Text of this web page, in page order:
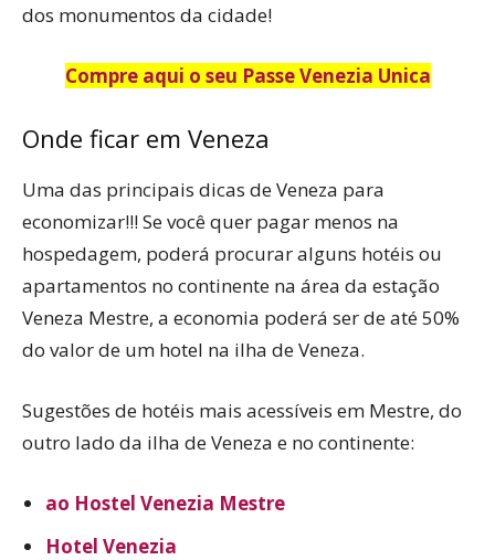
dos monumentos da cidade!
Compre aqui o seu Passe Venezia Unica
Onde ficar em Veneza
Uma das principais dicas de Veneza para
economizar!!! Se você quer pagar menos na
hospedagem, poderá procurar alguns hotéis ou
apartamentos no continente na área da estação
Veneza Mestre, a economia poderá ser de até 50%
do valor de um hotel na ilha de Veneza.
Sugestões de hotéis mais acessíveis em Mestre, do
outro lado da ilha de Veneza e no continente:
ao Hostel Venezia Mestre
Hotel Venezia